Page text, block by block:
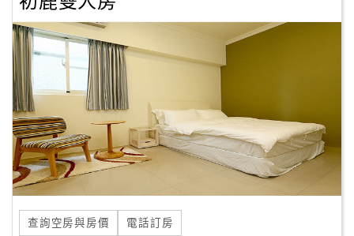
單
Line
線
上
客
服
紅查詢空房與房價 電話訂房